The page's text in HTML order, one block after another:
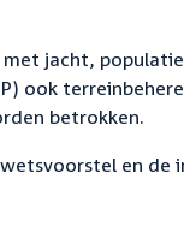
jacht,
ook
betrokken.
en de